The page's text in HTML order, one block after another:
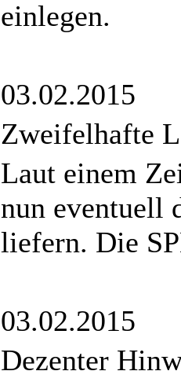
einlegen.
03.02.2015
Zweifelhafte
Laut einem
nun eventuell
liefern. Die
03.02.2015
Dezenter